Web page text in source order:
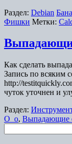
Раздел: Debian
Фишки Метки:
Как сделать
Запись по всяким
http://
чуток уточнен и
Раздел:
O_o, Выпадающие